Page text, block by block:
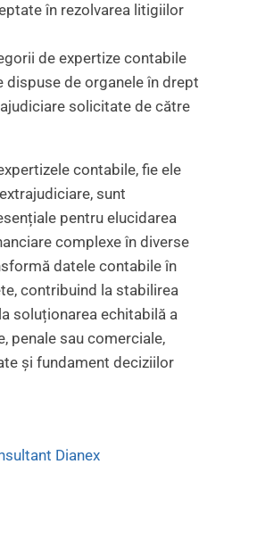
în rezolvarea litigiilor
de expertize contabile
dispuse de organele în drept
solicitate de către
contabile, fie ele
sunt
pentru elucidarea
complexe în diverse
datele contabile în
contribuind la stabilirea
soluționarea echitabilă a
penale sau comerciale,
și fundament deciziilor
Dianex